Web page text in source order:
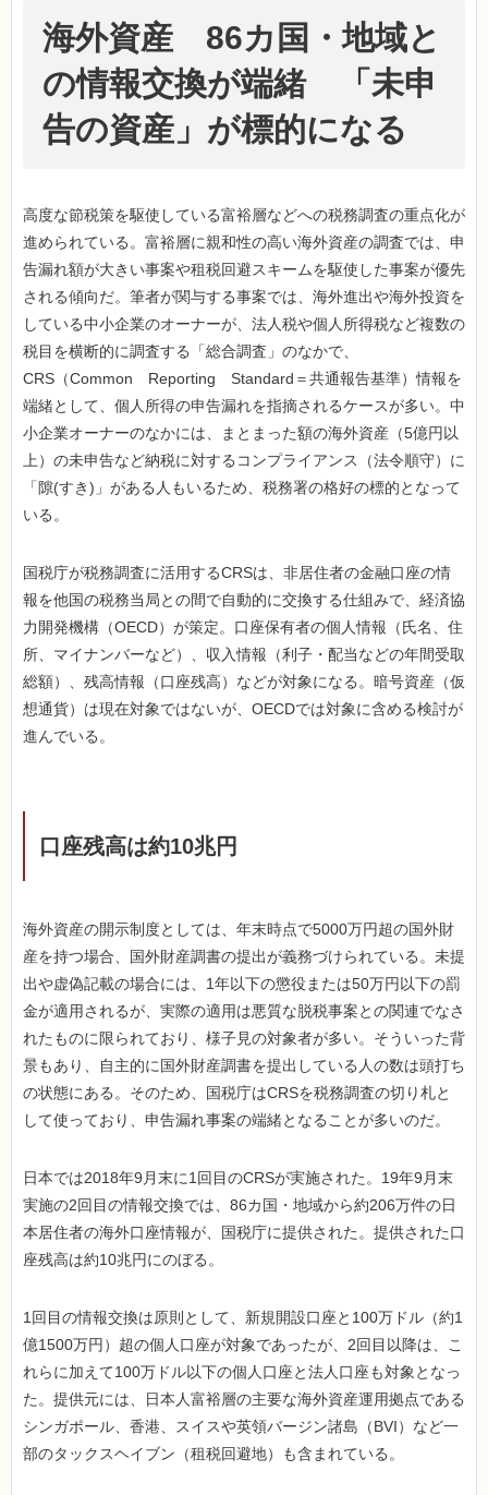
海外資産 86カ国・地域と
の情報交換が端緒 「未申
告の資産」が標的になる
高度な節税策を駆使している富裕層などへの税務調査の重点化が
進められている。富裕層に親和性の高い海外資産の調査では、申
告漏れ額が大きい事案や租税回避スキームを駆使した事案が優先
される傾向だ。筆者が関与する事案では、海外進出や海外投資を
している中小企業のオーナーが、法人税や個人所得税など複数の
税目を横断的に調査する「総合調査」のなかで、
CRS（Common Reporting Standard＝共通報告基準）情報を
端緒として、個人所得の申告漏れを指摘されるケースが多い。中
小企業オーナーのなかには、まとまった額の海外資産（5億円以
上）の未申告など納税に対するコンプライアンス（法令順守）に
「隙(すき)」がある人もいるため、税務署の格好の標的となって
いる。
国税庁が税務調査に活用するCRSは、非居住者の金融口座の情
報を他国の税務当局との間で自動的に交換する仕組みで、経済協
力開発機構（OECD）が策定。口座保有者の個人情報（氏名、住
所、マイナンバーなど）、収入情報（利子・配当などの年間受取
総額）、残高情報（口座残高）などが対象になる。暗号資産（仮
想通貨）は現在対象ではないが、OECDでは対象に含める検討が
進んでいる。
口座残高は約10兆円
海外資産の開示制度としては、年末時点で5000万円超の国外財
産を持つ場合、国外財産調書の提出が義務づけられている。未提
出や虚偽記載の場合には、1年以下の懲役または50万円以下の罰
金が適用されるが、実際の適用は悪質な脱税事案との関連でなさ
れたものに限られており、様子見の対象者が多い。そういった背
景もあり、自主的に国外財産調書を提出している人の数は頭打ち
の状態にある。そのため、国税庁はCRSを税務調査の切り札と
して使っており、申告漏れ事案の端緒となることが多いのだ。
日本では2018年9月末に1回目のCRSが実施された。19年9月末
実施の2回目の情報交換では、86カ国・地域から約206万件の日
本居住者の海外口座情報が、国税庁に提供された。提供された口
座残高は約10兆円にのぼる。
1回目の情報交換は原則として、新規開設口座と100万ドル（約1
億1500万円）超の個人口座が対象であったが、2回目以降は、こ
れらに加えて100万ドル以下の個人口座と法人口座も対象となっ
た。提供元には、日本人富裕層の主要な海外資産運用拠点である
シンガポール、香港、スイスや英領バージン諸島（BVI）など一
部のタックスヘイブン（租税回避地）も含まれている。